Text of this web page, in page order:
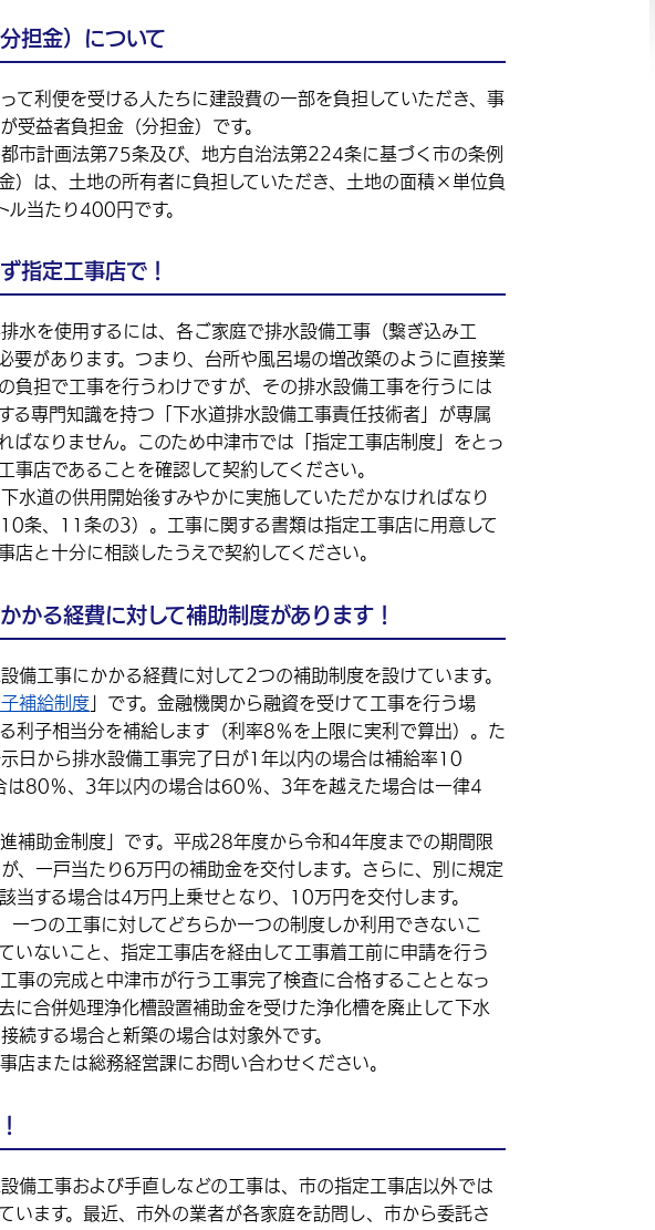
担金）について
て利便を受ける人たちに建設費の一部を負担していただき、事
受益者負担金（分担金）です。
市計画法第75条及び、地方自治法第224条に基づく市の条例
）は、土地の所有者に負担していただき、土地の面積×単位負
ル当たり400円です。
指定工事店で！
水を使用するには、各ご家庭で排水設備工事（繋ぎ込み工
要があります。つまり、台所や風呂場の増改築のように直接業
負担で工事を行うわけですが、その排水設備工事を行うには
る専門知識を持つ「下水道排水設備工事責任技術者」が専属
ばなりません。このため中津市では「指定工事店制度」をとっ
事店であることを確認して契約してください。
水道の供用開始後すみやかに実施していただかなければなり
条、11条の3）。工事に関する書類は指定工事店に用意して
店と十分に相談したうえで契約してください。
かる経費に対して補助制度があります！
備工事にかかる経費に対して2つの補助制度を設けています。
補給制度 」です。金融機関から融資を受けて工事を行う場
利子相当分を補給します（利率8％を上限に実利で算出）。た
日から排水設備工事完了日が1年以内の場合は補給率10
は80％、3年以内の場合は60％、3年を越えた場合は一律4
補助金制度」です。平成28年度から令和4年度までの期間限
、一戸当たり6万円の補助金を交付します。さらに、別に規定
当する場合は4万円上乗せとなり、10万円を交付します。
一つの工事に対してどちらか一つの制度しか利用できないこ
いないこと、指定工事店を経由して工事着工前に申請を行う
事の完成と中津市が行う工事完了検査に合格することとなっ
に合併処理浄化槽設置補助金を受けた浄化槽を廃止して下水
続する場合と新築の場合は対象外です。
店または総務経営課にお問い合わせください。
備工事および手直しなどの工事は、市の指定工事店以外では
います。最近、市外の業者が各家庭を訪問し、市から委託さ